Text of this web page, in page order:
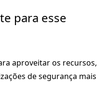
para esse
aproveitar os recursos,
de segurança mais